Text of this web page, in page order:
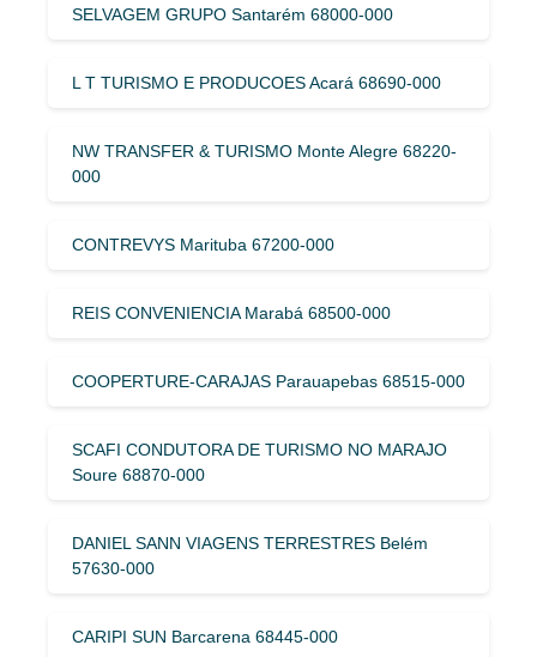
SELVAGEM GRUPO Santarém 68000-000
L T TURISMO E PRODUCOES Acará 68690-000
NW TRANSFER & TURISMO Monte Alegre 68220-
000
CONTREVYS Marituba 67200-000
REIS CONVENIENCIA Marabá 68500-000
COOPERTURE-CARAJAS Parauapebas 68515-000
SCAFI CONDUTORA DE TURISMO NO MARAJO
Soure 68870-000
DANIEL SANN VIAGENS TERRESTRES Belém
57630-000
CARIPI SUN Barcarena 68445-000